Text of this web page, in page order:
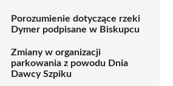
Porozumienie dotyczące rzeki
Dymer podpisane w Biskupcu
Zmiany w organizacji
parkowania z powodu Dnia
Dawcy Szpiku